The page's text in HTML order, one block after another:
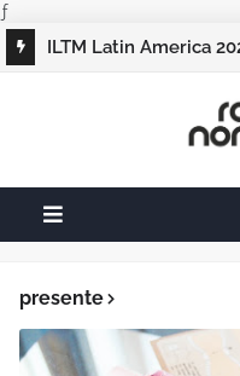
ƒ
ILTM Latin America
presente